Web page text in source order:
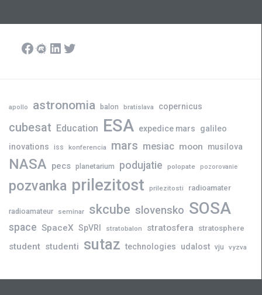
Facebook
Meetup
LinkedIn
Twitter
apollo astronomia balon bratislava copernicus
cubesat Education ESA expedice mars
galileo
inovations iss konferencia mars mesiac moon musilova
NASA pecs planetarium podujatie polopate pozorovanie
pozvanka prilezitost prilezitosti radioamater
radioamateur seminar skcube slovensko SOSA
space SpaceX SpVRI stratobalon stratosfera stratosphere
student studenti sutaz technologies udalost vju vyzva